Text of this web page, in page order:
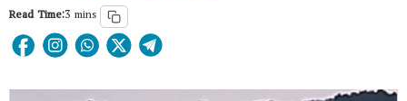
Read Time:3 mins